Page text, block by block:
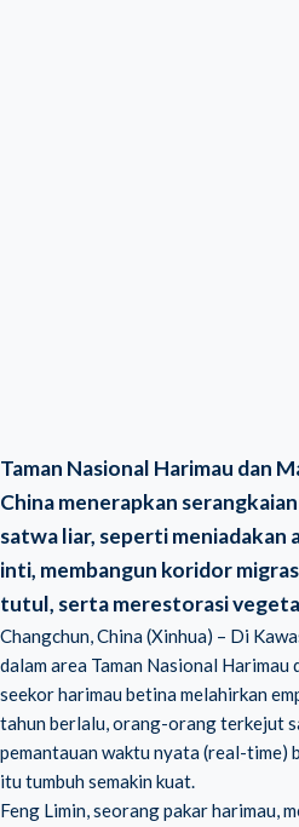
Taman Nasional Harimau dan
China menerapkan
satwa liar, seperti meniadakan
inti, membangun koridor
tutul, serta merestorasi
Changchun, China (Xinhua) – Di
dalam area Taman Nasional
seekor harimau betina melahirkan
tahun berlalu, orang-orang terkejut
pemantauan waktu nyata (real-time)
itu tumbuh semakin kuat.
Feng Limin, seorang pakar harimau,